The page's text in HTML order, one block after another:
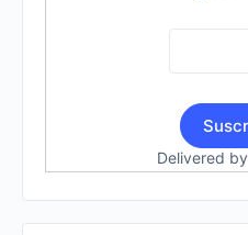
Delivered by